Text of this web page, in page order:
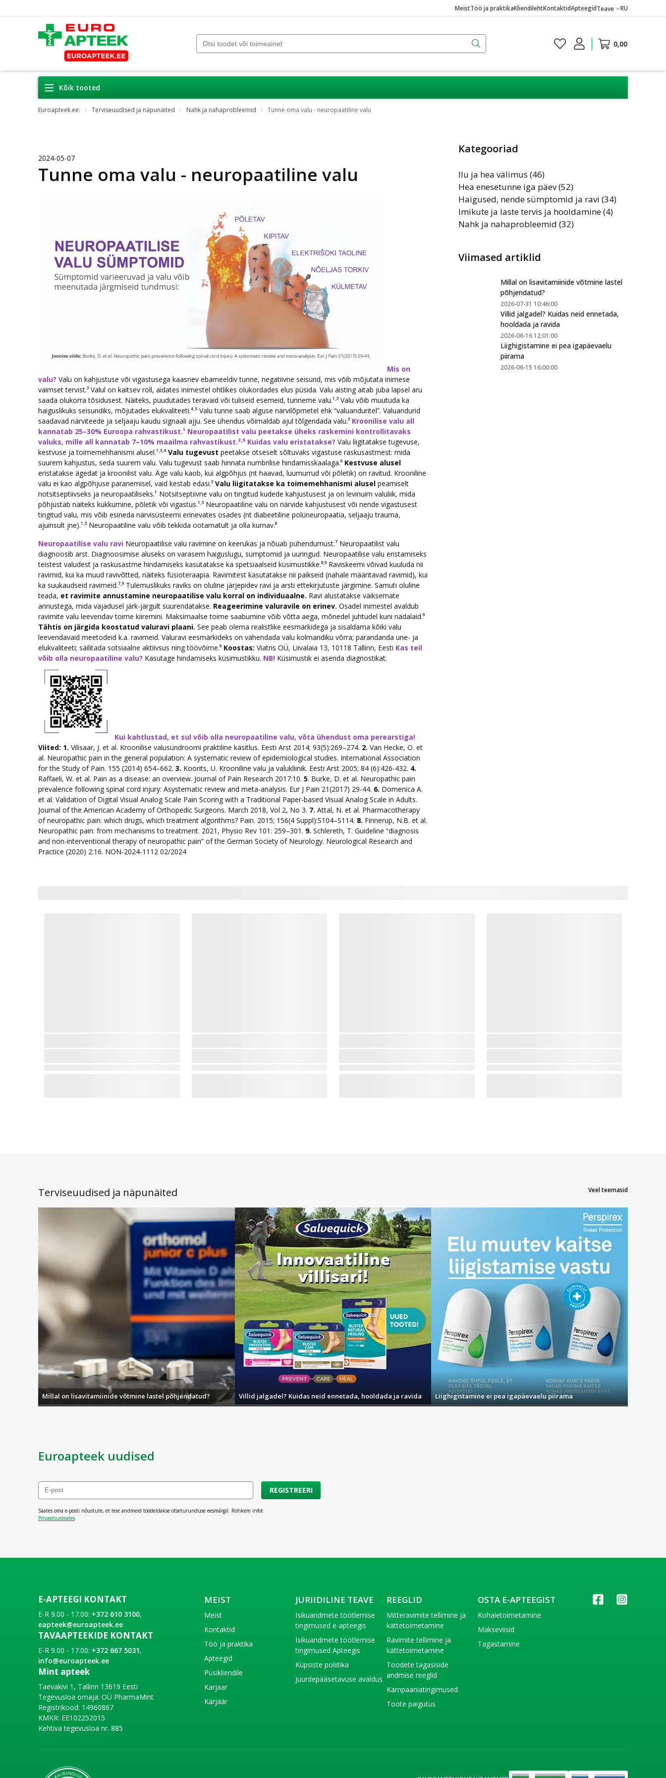
MeistTöö ja praktikaKliendilehtKontaktidApteegidTeave RU
0,00
Kõik tooted
Euroapteek.ee: Terviseuudised ja näpunäited Nahk ja nahaprobleemid Tunne oma valu - neuropaatiline valu
2024-05-07
Tunne oma valu - neuropaatiline valu
Mis on
valu? Valu on kahjustuse või vigastusega kaasnev ebameeldiv tunne, negatiivne seisund, mis võib mõjutata inimese
vaimset tervist.³ Valul on kaitsev roll, aidates inimestel ohtlikes olukordades elus püsida. Valu aisting aitab juba lapsel aru
saada olukorra tõsidusest. Näiteks, puudutades teravaid või tuliseid esemeid, tunneme valu.¹·³ Valu võib muutuda ka
haiguslikuks seisundiks, mõjutades elukvaliteeti.⁴·⁵ Valu tunne saab alguse närvilõpmetel ehk “valuanduritel”. Valuandurid
saadavad närviteede ja seljaaju kaudu signaali ajju. See ühendus võimaldab ajul tõlgendada valu.³ Kroonilise valu all
kannatab 25–30% Euroopa rahvastikust.¹ Neuropaatilist valu peetakse üheks raskemini kontrollitavaks
valuks, mille all kannatab 7–10% maailma rahvastikust.²·⁵ Kuidas valu eristatakse? Valu liigitatakse tugevuse,
kestvuse ja toimemehhanismi alusel.¹·³·⁴ Valu tugevust peetakse otseselt sõltuvaks vigastuse raskusastmest: mida
suurem kahjustus, seda suurem valu. Valu tugevust saab hinnata numbrilise hindamisskaalaga.⁶ Kestvuse alusel
eristatakse ägedat ja kroonilist valu. Äge valu kaob, kui algpõhjus (nt haavad, luumurrud või põletik) on ravitud. Krooniline
valu ei kao algpõhjuse paranemisel, vaid kestab edasi.³ Valu liigitatakse ka toimemehhanismi alusel peamiselt
notsitseptiivseks ja neuropaatiliseks.¹ Notsitseptiivne valu on tingitud kudede kahjustusest ja on levinuim valuliik, mida
põhjustab näiteks kukkumine, põletik või vigastus.¹·³ Neuropaatiline valu on närvide kahjustusest või nende vigastusest
tingitud valu, mis võib esineda närvisüsteemi erinevates osades (nt diabeetiline polüneuropaatia, seljaaju trauma,
ajuinsult jne).¹·³ Neuropaatiline valu võib tekkida ootamatult ja olla kurnav.⁸
Neuropaatilise valu ravi Neuropaatilise valu ravimine on keerukas ja nõuab pühendumust.⁷ Neuropaatilist valu
diagnoosib arst. Diagnoosimise aluseks on varasem haiguslugu, sümptomid ja uuringud. Neuropaatilise valu eristamiseks
teistest valudest ja raskusastme hindamiseks kasutatakse ka spetsiaalseid küsimustikke.⁸·⁹ Raviskeemi võivad kuuluda nii
ravimid, kui ka muud ravivõtted, näiteks füsioteraapia. Ravimitest kasutatakse nii paikseid (nahale määritavad ravimid), kui
ka suukaudseid ravimeid.⁷·⁹ Tulemuslikuks raviks on oluline järjepidev ravi ja arsti ettekirjutuste järgimine. Samuti oluline
teada, et ravimite annustamine neuropaatilise valu korral on individuaalne. Ravi alustatakse väiksemate
annustega, mida vajadusel järk-järgult suurendatakse. Reageerimine valuravile on erinev. Osadel inimestel avaldub
ravimite valu leevendav toime kiiremini. Maksimaalse toime saabumine võib võtta aega, mõnedel juhtudel kuni nädalaid.⁹
Tähtis on järgida koostatud valuravi plaani. See peab olema realistlike eesmärkidega ja sisaldama kõiki valu
leevendavaid meetodeid k.a. ravimeid. Valuravi eesmärkideks on vähendada valu kolmandiku võrra; parandanda une- ja
elukvaliteeti; säilitada sotsiaalne aktiivsus ning töövõime.⁹ Koostas: Viatris OÜ, Liivalaia 13, 10118 Tallinn, Eesti Kas teil
võib olla neuropaatiline valu? Kasutage hindamiseks küsimustikku. NB! Küsimustik ei asenda diagnostikat.
Kui kahtlustad, et sul võib olla neuropaatiline valu, võta ühendust oma perearstiga!
Viited: 1. Vilisaar, J. et al. Kroonilise valusündroomi praktiline käsitlus. Eesti Arst 2014; 93(5):269–274. 2. Van Hecke, O. et
al. Neuropathic pain in the general population: A systematic review of epidemiological studies. International Association
for the Study of Pain. 155 (2014) 654–662. 3. Koorits, U. Krooniline valu ja valukliinik. Eesti Arst 2005; 84 (6):426-432. 4.
Raffaeli, W. et al. Pain as a disease: an overview. Journal of Pain Research 2017:10. 5. Burke, D. et al. Neuropathic pain
prevalence following spinal cord injury: Asystematic review and meta-analysis. Eur J Pain 21(2017) 29-44. 6. Domenica A.
et al. Validation of Digital Visual Analog Scale Pain Scoring with a Traditional Paper-based Visual Analog Scale in Adults.
Journal of the American Academy of Orthopedic Surgeons. March 2018, Vol 2, No 3. 7. Attal, N. et al. Pharmacotherapy
of neuropathic pain: which drugs, which treatment algorithms? Pain. 2015; 156(4 Suppl):S104–S114. 8. Finnerup, N.B. et al.
Neuropathic pain: from mechanisms to treatment. 2021, Physio Rev 101: 259–301. 9. Schlereth, T. Guideline “diagnosis
and non-interventional therapy of neuropathic pain” of the German Society of Neurology. Neurological Research and
Practice (2020) 2:16. NON-2024-1112 02/2024
Kategooriad
Ilu ja hea välimus (46)
Hea enesetunne iga päev (52)
Haigused, nende sümptomid ja ravi (34)
Imikute ja laste tervis ja hooldamine (4)
Nahk ja nahaprobleemid (32)
Viimased artiklid
Millal on lisavitamiinide võtmine lastel
põhjendatud?
2026-07-31 10:46:00
Villid jalgadel? Kuidas neid ennetada,
hooldada ja ravida
2026-06-16 12:01:00
Liighigistamine ei pea igapäevaelu
piirama
2026-06-15 16:00:00
Terviseuudised ja näpunäited Veel teemasid
Millal on lisavitamiinide võtmine lastel põhjendatud? Villid jalgadel? Kuidas neid ennetada, hooldada ja ravida Liighigistamine ei pea igapäevaelu piirama
Euroapteek uudised
REGISTREERI
Saates oma e-posti nõustute, et teie andmeid töödeldakse otseturunduse eesmärgil. Rohkem infot
Privaatsusteates
E-APTEEGI KONTAKT
E-R 9.00 - 17.00: +372 610 3100,
eapteek@euroapteek.ee
TAVAAPTEEKIDE KONTAKT
E-R 9.00 - 17.00: +372 667 5031,
info@euroapteek.ee
Mint apteek
Taevakivi 1, Tallinn 13619 Eesti
Tegevusloa omaja: OÜ PharmaMint
Registrikood: 14960867
KMKR: EE102252015
Kehtiva tegevusloa nr. 885
MEIST
Meist
Kontaktid
Töö ja praktika
Apteegid
Püsikliendile
Karjaar
Karjäär
JURIIDILINE TEAVE
Isikuandmete töötlemise
tingimused e-apteegis
Isikuandmete töötlemise
tingimused Apteegis
Küpsiste poliitika
Juurdepääsetavuse avaldus
REEGLID
Mitteravimite tellimine ja
kättetoimetamine
Ravimite tellimine ja
kättetoimetamine
Toodete tagasiside
andmise reeglid
Kampaaniatingimused
Toote paigutus
OSTA E-APTEEGIST
Kohaletoimetamine
Makseviisid
Tagastamine